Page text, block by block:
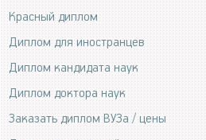
Красный диплом
Диплом для иностранцев
Диплом кандидата наук
Диплом доктора наук
Заказать диплом ВУЗа / цены